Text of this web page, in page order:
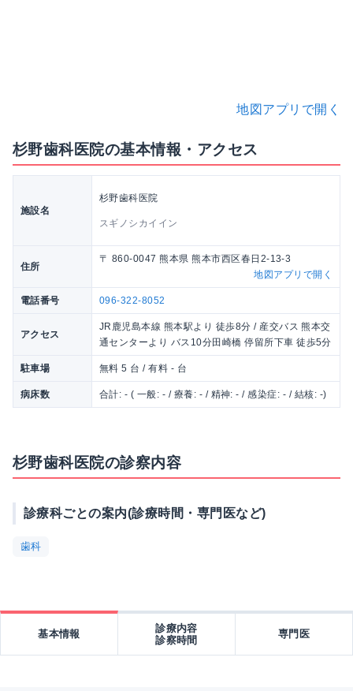
地図アプリで開く
杉野歯科医院の基本情報・アクセス
施設名
杉野歯科医院
スギノシカイイン
住所
〒 860-0047 熊本県 熊本市西区春日2-13-3
地図アプリで開く
電話番号 096-322-8052
アクセス
JR鹿児島本線 熊本駅より 徒歩8分 / 産交バス 熊本交
通センターより バス10分田崎橋 停留所下車 徒歩5分
駐車場 無料 5 台 / 有料 - 台
病床数 合計: - ( 一般: - / 療養: - / 精神: - / 感染症: - / 結核: -)
杉野歯科医院の診察内容
診療科ごとの案内(診療時間・専門医など)
歯科
基本情報
診療内容
診察時間
専門医